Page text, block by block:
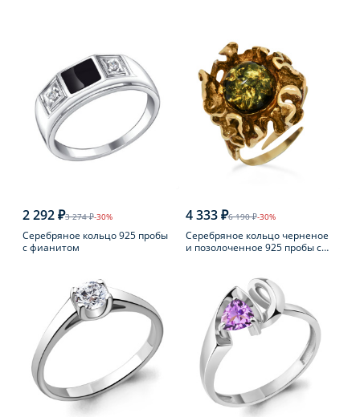
2 292 ₽3 274 ₽-30%
Серебряное кольцо 925 пробы
с фианитом
4 333 ₽6 190 ₽-30%
Серебряное кольцо черненое
и позолоченное 925 пробы с